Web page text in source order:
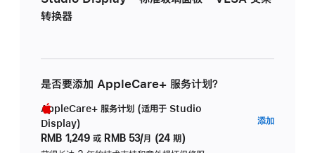
转换器
是否要添加 AppleCare+ 服务计划？
AppleCare+ 服务计划 (适用于 Studio
Display)
RMB 1,249 或 RMB 53/月 (24 期)
添加